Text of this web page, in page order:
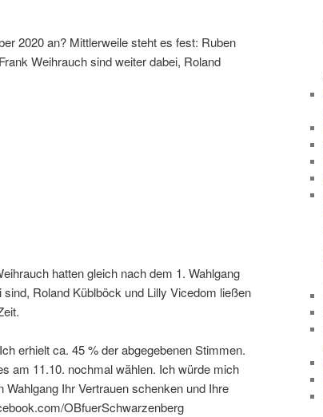
2020 an? Mittlerweile steht es fest: Ruben
Weihrauch sind weiter dabei, Roland
hatten gleich nach dem 1. Wahlgang
Roland Küblböck und Lilly Vicedom ließen
erhielt ca. 45 % der abge­ge­benen Stimmen.
am 11.10. nochmal wählen. Ich würde mich
Ihr Vertrauen schenken und Ihre
OBfuerSchwarzenberg